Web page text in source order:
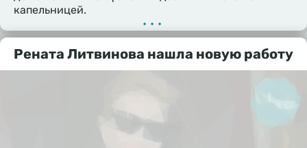
капельницей.
•••
Рената Литвинова нашла новую работу